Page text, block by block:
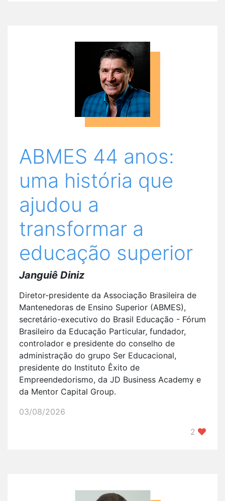
ABMES 44 anos:
uma história que
ajudou a
transformar a
educação superior
Janguiê Diniz
Diretor-presidente da Associação Brasileira de
Mantenedoras de Ensino Superior (ABMES),
secretário-executivo do Brasil Educação - Fórum
Brasileiro da Educação Particular, fundador,
controlador e presidente do conselho de
administração do grupo Ser Educacional,
presidente do Instituto Êxito de
Empreendedorismo, da JD Business Academy e
da Mentor Capital Group.
03/08/2026
2